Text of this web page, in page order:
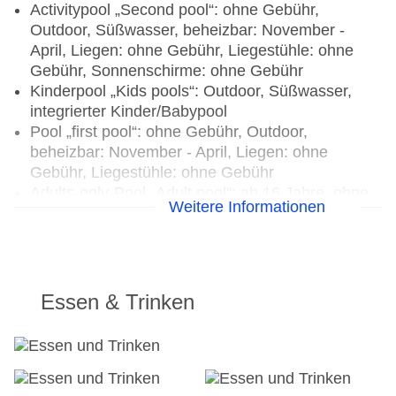
Activitypool „Second pool“: ohne Gebühr,
Outdoor, Süßwasser, beheizbar: November -
April, Liegen: ohne Gebühr, Liegestühle: ohne
Gebühr, Sonnenschirme: ohne Gebühr
Kinderpool „Kids pools“: Outdoor, Süßwasser,
integrierter Kinder/Babypool
Pool „first pool“: ohne Gebühr, Outdoor,
beheizbar: November - April, Liegen: ohne
Gebühr, Liegestühle: ohne Gebühr
Gebühr, Outdoor, Süßwasser, beheizbar:
Outdoor, Süßwasser, Liegen: ohne Gebühr
Badetücher: ohne Gebühr
Souvenirshop, Ladenzeile, Minimarkt, Boutique,
Friseur
Arzt: Sprachen: englisch
Weitere Informationen
Essen & Trinken